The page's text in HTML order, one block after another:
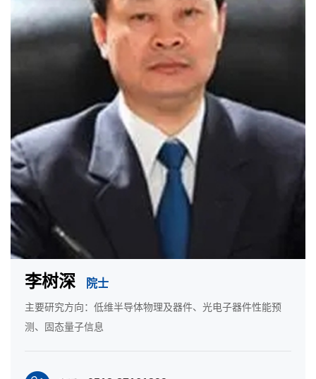
李树深 院士
主要研究方向：低维半导体物理及器件、光电子器件性能预
测、固态量子信息